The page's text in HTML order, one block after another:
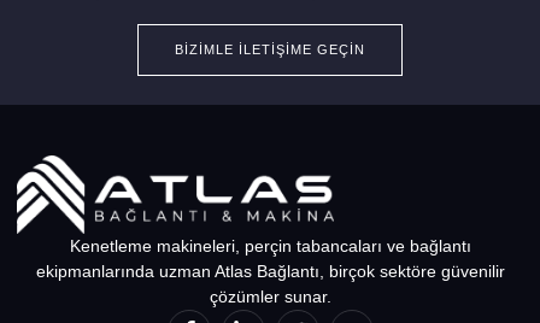
BIZIMLE İLETIŞIME GEÇIN
Kenetleme makineleri, perçin tabancaları ve bağlantı
ekipmanlarında uzman Atlas Bağlantı, birçok sektöre güvenilir
çözümler sunar.